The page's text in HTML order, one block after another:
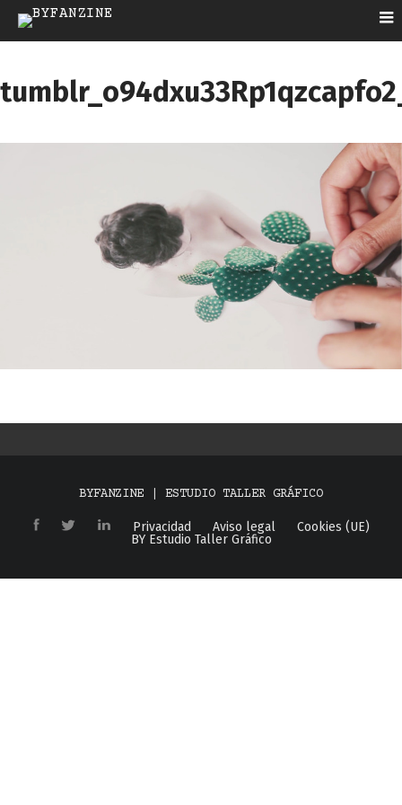
BYFANZINE | ESTUDIO TALLER GRÁFICO
Privacidad Aviso legal
Cookies (UE)
BY Estudio Taller Gráfico